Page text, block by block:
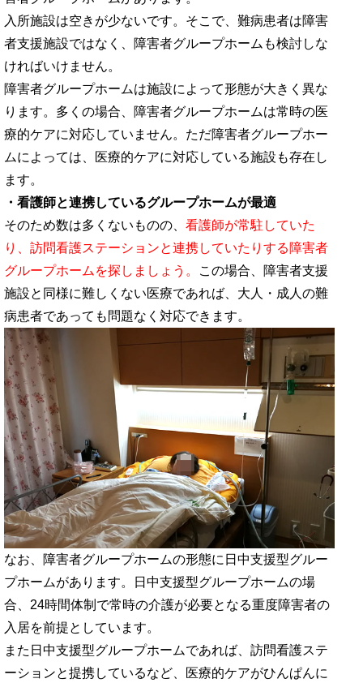
入所施設は空きが少ないです。そこで、難病患者は障害
者支援施設ではなく、障害者グループホームも検討しな
ければいけません。
障害者グループホームは施設によって形態が大きく異な
ります。多くの場合、障害者グループホームは常時の医
療的ケアに対応していません。ただ障害者グループホー
ムによっては、医療的ケアに対応している施設も存在し
ます。
・看護師と連携しているグループホームが最適
そのため数は多くないものの、 看護師が常駐していた
り、訪問看護ステーションと連携していたりする障害者
グループホームを探しましょう。
この場合、障害者支援
施設と同様に難しくない医療であれば、大人・成人の難
病患者であっても問題なく対応できます。
なお、障害者グループホームの形態に日中支援型グルー
プホームがあります。日中支援型グループホームの場
合、24時間体制で常時の介護が必要となる重度障害者の
入居を前提としています。
また日中支援型グループホームであれば、訪問看護ステ
ーションと提携しているなど、医療的ケアがひんぱんに